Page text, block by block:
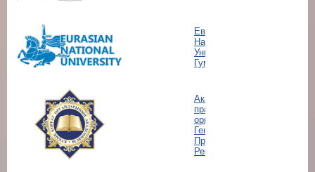
Евразийский
Национальный
Университет им. Л.
Гумилева
Академия
правоохранительных
органов при
Генеральной
Прокуратуре
Республики Казахстан